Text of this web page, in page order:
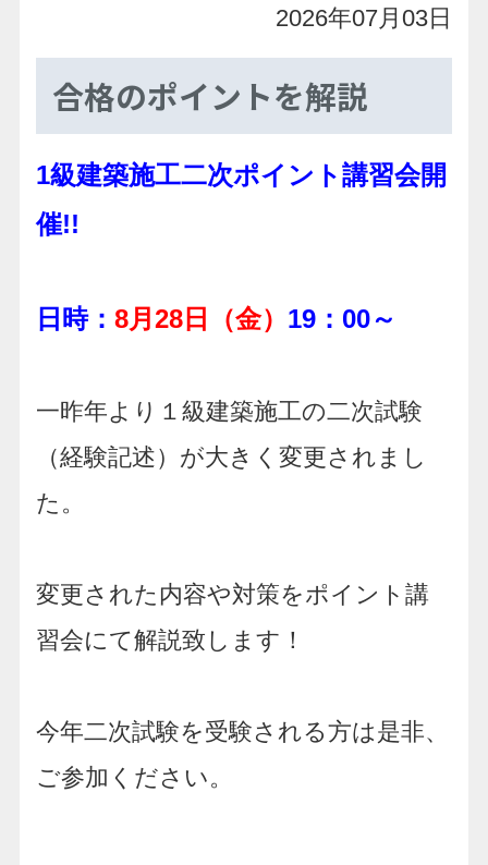
2026年07月03日
合格のポイントを解説
1級建築施工二次ポイント講習会開
催!!
日時： 8月28日（金） 19：00～
一昨年より１級建築施工の二次試験
（経験記述）が大きく変更されまし
た。
変更された内容や対策をポイント講
習会にて解説致します！
今年二次試験を受験される方は是非、
ご参加ください。